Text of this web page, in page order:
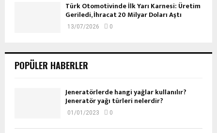
Türk Otomotivinde İlk Yarı Karnesi: Üretim
Geriledi, İhracat 20 Milyar Doları Aştı
13/07/2026 0
POPÜLER HABERLER
Jeneratörlerde hangi yağlar kullanılır?
Jeneratör yağı türleri nelerdir?
01/01/2023 0